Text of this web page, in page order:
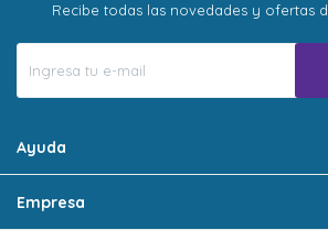
Recibe todas las novedades y ofertas
Ayuda
Empresa